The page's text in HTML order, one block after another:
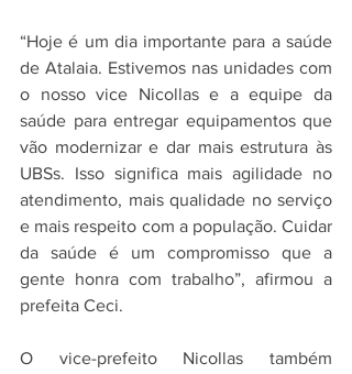
“Hoje é um dia importante para a saúde
de Atalaia. Estivemos nas unidades com
o nosso vice Nicollas e a equipe da
saúde para entregar equipamentos que
vão modernizar e dar mais estrutura às
UBSs. Isso significa mais agilidade no
atendimento, mais qualidade no serviço
e mais respeito com a população. Cuidar
da saúde é um compromisso que a
gente honra com trabalho”, afirmou a
prefeita Ceci.
O vice-prefeito Nicollas também